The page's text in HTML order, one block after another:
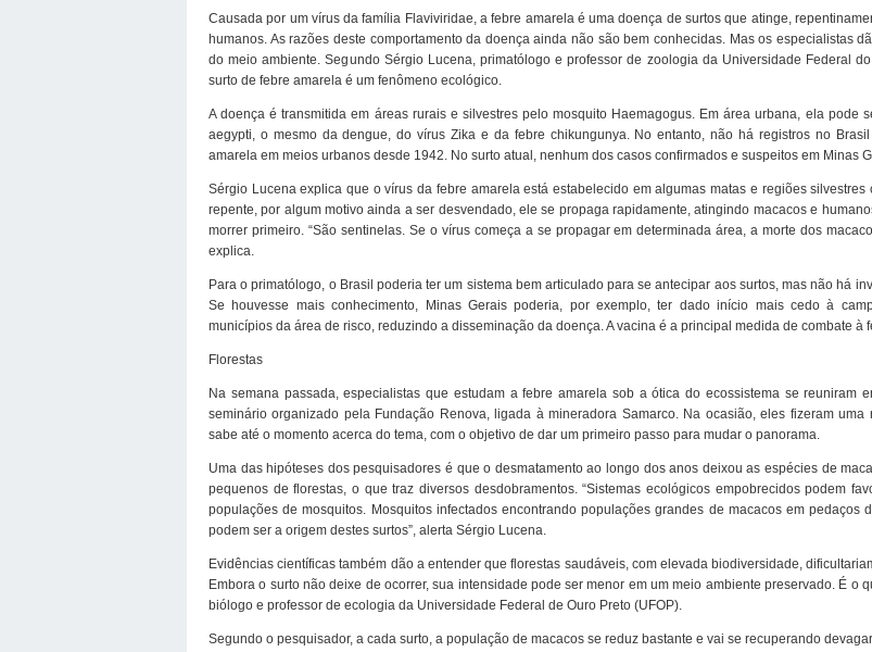
Causada por um vírus da família Flaviviridae, a febre amarela é uma doença de surtos que atinge,
humanos. As razões deste comportamento da doença ainda não são bem conhecidas. Mas os especialistas
do meio ambiente. Segundo Sérgio Lucena, primatólogo e professor de zoologia da Universidade Federal
surto de febre amarela é um fenômeno ecológico.
A doença é transmitida em áreas rurais e silvestres pelo mosquito Haemagogus. Em área urbana, ela pode
aegypti, o mesmo da dengue, do vírus Zika e da febre chikungunya. No entanto, não há registros no
amarela em meios urbanos desde 1942. No surto atual, nenhum dos casos confirmados e suspeitos em Minas
Sérgio Lucena explica que o vírus da febre amarela está estabelecido em algumas matas e regiões silvestres
repente, por algum motivo ainda a ser desvendado, ele se propaga rapidamente, atingindo macacos e
morrer primeiro. “São sentinelas. Se o vírus começa a se propagar em determinada área, a morte dos
explica.
Para o primatólogo, o Brasil poderia ter um sistema bem articulado para se antecipar aos surtos, mas não há
Se houvesse mais conhecimento, Minas Gerais poderia, por exemplo, ter dado início mais cedo à
municípios da área de risco, reduzindo a disseminação da doença. A vacina é a principal medida de combate à
Florestas
Na semana passada, especialistas que estudam a febre amarela sob a ótica do ecossistema se reuniram
seminário organizado pela Fundação Renova, ligada à mineradora Samarco. Na ocasião, eles fizeram
sabe até o momento acerca do tema, com o objetivo de dar um primeiro passo para mudar o panorama.
Uma das hipóteses dos pesquisadores é que o desmatamento ao longo dos anos deixou as espécies de
pequenos de florestas, o que traz diversos desdobramentos. “Sistemas ecológicos empobrecidos podem
populações de mosquitos. Mosquitos infectados encontrando populações grandes de macacos em pedaços
podem ser a origem destes surtos”, alerta Sérgio Lucena.
Evidências científicas também dão a entender que florestas saudáveis, com elevada biodiversidade,
Embora o surto não deixe de ocorrer, sua intensidade pode ser menor em um meio ambiente preservado. É o
biólogo e professor de ecologia da Universidade Federal de Ouro Preto (UFOP).
Segundo o pesquisador, a cada surto, a população de macacos se reduz bastante e vai se recuperando